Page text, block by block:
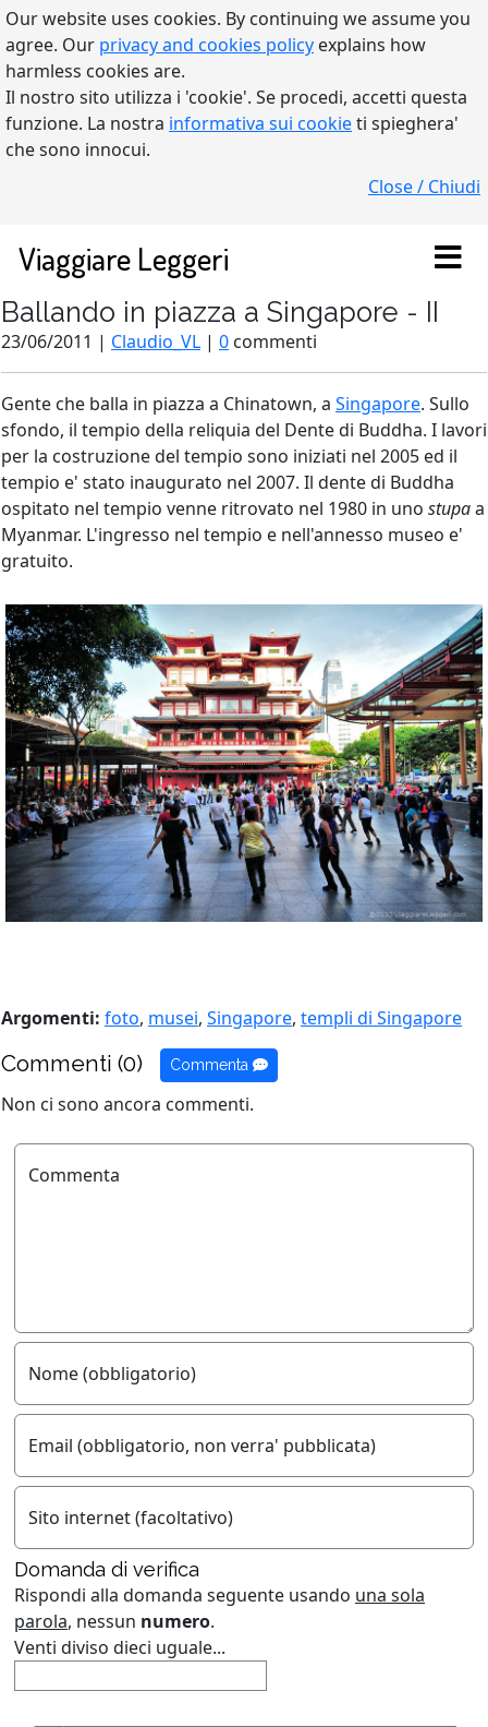
Our website uses cookies. By continuing we assume you
agree. Our privacy and cookies policy explains how
harmless cookies are.
Il nostro sito utilizza i 'cookie'. Se procedi, accetti questa
funzione. La nostra informativa sui cookieti spieghera'
che sono innocui.
Close / Chiudi
Viaggiare Leggeri
Ballando in piazza a Singapore - II
23/06/2011 | Claudio_VL | 0 commenti
Gente che balla in piazza a Chinatown, a Singapore. Sullo
sfondo, il tempio della reliquia del Dente di Buddha. I lavori
per la costruzione del tempio sono iniziati nel 2005 ed il
tempio e' stato inaugurato nel 2007. Il dente di Buddha
ospitato nel tempio venne ritrovato nel 1980 in uno stupaa
Myanmar. L'ingresso nel tempio e nell'annesso museo e'
gratuito.
Argomenti: foto, musei, Singapore, templi di Singapore
Commenti (0) Commenta
Non ci sono ancora commenti.
Commenta
Nome (obbligatorio)
Email (obbligatorio, non verra' pubblicata)
Sito internet (facoltativo)
Domanda di verifica
Rispondi alla domanda seguente usando una sola
parola, nessun numero.
Venti diviso dieci uguale...